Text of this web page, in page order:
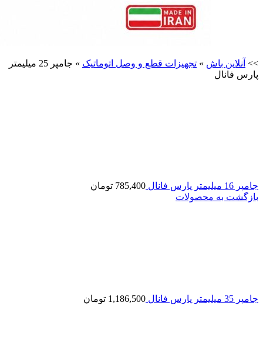
>> آنلاین باش » تجهیزات قطع و وصل اتوماتیک »
جامپر 25 میلیمتر
پارس فانال
جامپر 16 میلیمتر پارس فانال 785,400 تومان
بازگشت به محصولات
جامپر 35 میلیمتر پارس فانال 1,186,500 تومان